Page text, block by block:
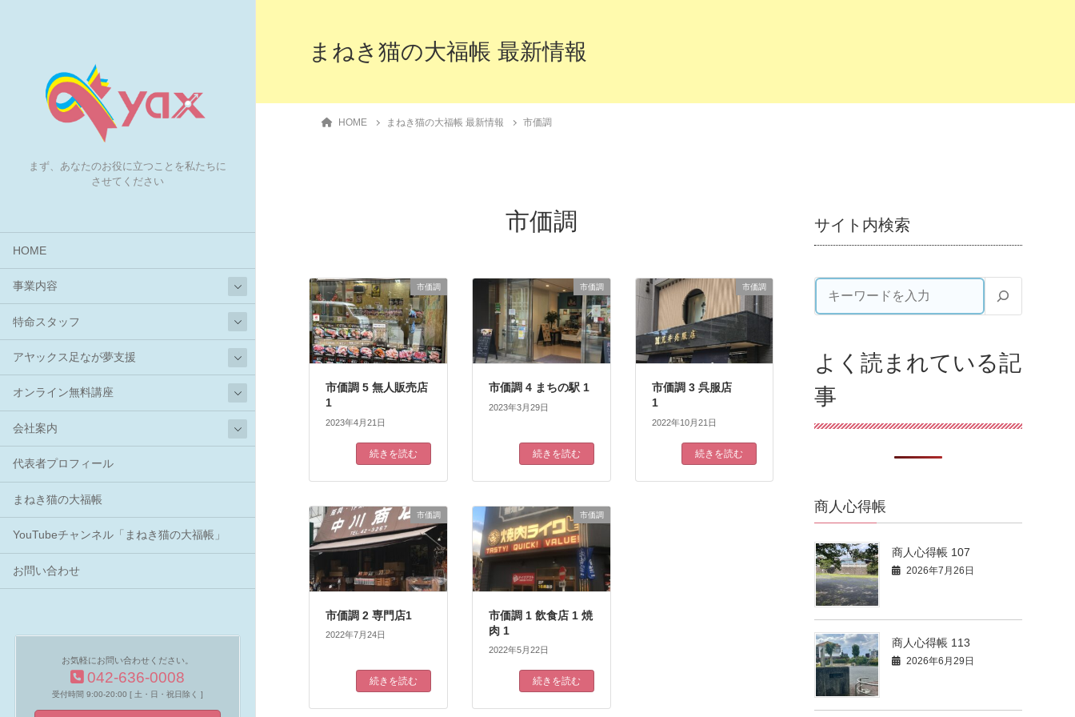
まず、あなたのお役に立つことを私たちに
させてください
HOME
事業内容
特命スタッフ
アヤックス足なが夢支援
オンライン無料講座
会社案内
代表者プロフィール
まねき猫の大福帳
YouTubeチャンネル「まねき猫の大福帳」
お問い合わせ
お気軽にお問い合わせください。
042-636-0008
受付時間 9:00-20:00 [ 土・日・祝日除く ]
まねき猫の大福帳 最新情報
HOME まねき猫の大福帳 最新情報 市価調
市価調
市価調
市価調 5 無人販売店
1
2023年4月21日
続きを読む
市価調
市価調 4 まちの駅 1
2023年3月29日
続きを読む
市価調
市価調 3 呉服店
1
2022年10月21日
続きを読む
市価調
市価調 2 専門店1
2022年7月24日
続きを読む
市価調
市価調 1 飲食店 1 焼
肉 1
2022年5月22日
続きを読む
サイト内検索
よく読まれている記
事
商人心得帳
商人心得帳 107
2026年7月26日
商人心得帳 113
2026年6月29日